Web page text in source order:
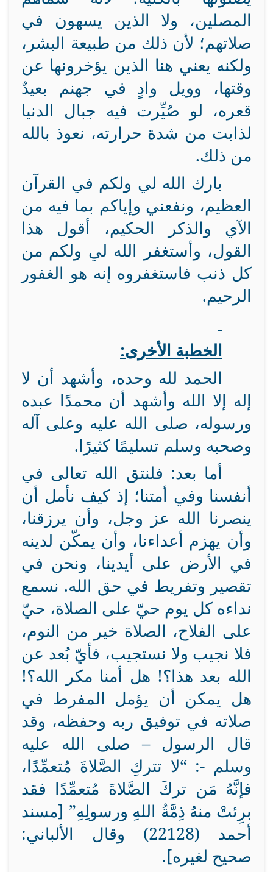
المصلين، ولا الذين يسهون في
صلاتهم؛ لأن ذلك من طبيعة البشر،
ولكنه يعني هنا الذين يؤخرونها عن
وقتها، وويل وادٍ في جهنم بعيدٌ
قعره، لو صُيِّرت فيه جبال الدنيا
لذابت من شدة حرارته، نعوذ بالله
من ذلك.
بارك الله لي ولكم في القرآن
العظيم، ونفعني وإياكم بما فيه من
الآي والذكر الحكيم، أقول هذا
القول، وأستغفر الله لي ولكم من
كل ذنب فاستغفروه إنه هو الغفور
الرحيم.
الخطبة الأخرى:
الحمد لله وحده، وأشهد أن لا
إله إلا الله وأشهد أن محمدًا عبده
ورسوله، صلى الله عليه وعلى آله
وصحبه وسلم تسليمًا كثيرًا.
أما بعد: فلنتق الله تعالى في
أنفسنا وفي أمتنا؛ إذ كيف نأمل أن
ينصرنا الله عز وجل، وأن يرزقنا،
وأن يهزم أعداءنا، وأن يمكّن لدينه
في الأرض على أيدينا، ونحن في
تقصير وتفريط في حق الله. نسمع
نداءه كل يوم حيّ على الصلاة، حيّ
على الفلاح، الصلاة خير من النوم،
فلا نجيب ولا نستجيب، فأيّ بُعد عن
الله بعد هذا؟! هل أمنا مكر الله؟!
هل يمكن أن يؤمل المفرط في
صلاته في توفيق ربه وحفظه، وقد
قال الرسول – صلى الله عليه
وسلم -: “لا تتركِ الصَّلاةَ مُتعمِّدًا،
فإنَّهُ مَن تركَ الصَّلاةَ مُتعمِّدًا فقد
برِئتْ منهُ ذِمَّةُ اللهِ ورسولِهِ” [مسند
أحمد (22128) وقال الألباني:
صحيح لغيره].